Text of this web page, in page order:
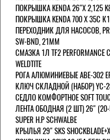
ПОКРЫШКА KENDA 26"Х 2,125
ПОКРЫШКА KENDA 700 Х 35С
ПЕРЕХОДНИК ДЛЯ НАСОСОВ,
SW-BND, 21ММ
СМАЗКА 1Л TF2 PERFORMANCE
WELDTITE
РОГА АЛЮМИНИЕВЫЕ ABE-302
КЛЮЧ СКЛАДНОЙ (НАБОР) YC-
СЕДЛО КОМФОРТНОЕ SOFT
ЛЕНТА ОБОДНАЯ (2 ШТ) 26" (20-
SUPER H.P SCHWALBE
КРЫЛЬЯ 29" SKS